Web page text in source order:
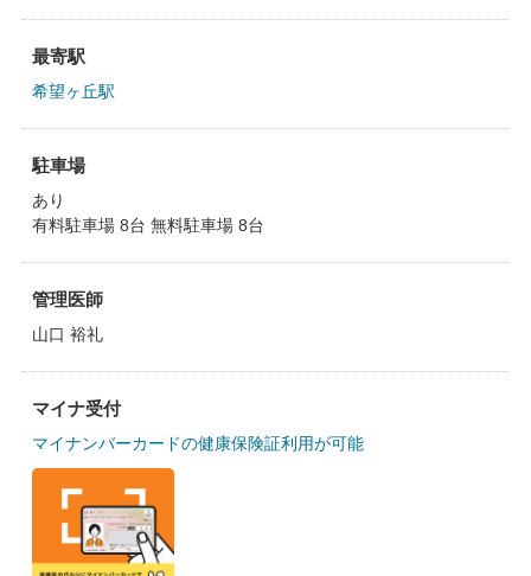
最寄駅
希望ヶ丘駅
駐車場
あり
有料駐車場 8台 無料駐車場 8台
管理医師
山口 裕礼
マイナ受付
マイナンバーカードの健康保険証利用が可能